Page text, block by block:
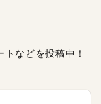
などを投稿中！